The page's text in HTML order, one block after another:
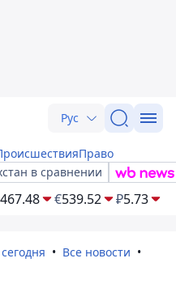
Рус
Право
в сравнении
467.48 €539.52 ₽5.73
Все новости